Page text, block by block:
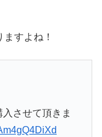
すよね！
させて頂きま